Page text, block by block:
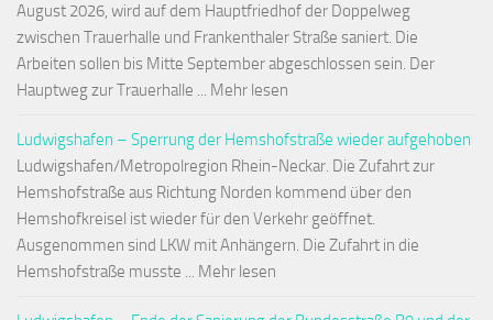
August 2026, wird auf dem Hauptfriedhof der Doppelweg
zwischen Trauerhalle und Frankenthaler Straße saniert. Die
Arbeiten sollen bis Mitte September abgeschlossen sein. Der
Hauptweg zur Trauerhalle ... Mehr lesen
Ludwigshafen – Sperrung der Hemshofstraße wieder aufgehoben
Ludwigshafen/Metropolregion Rhein-Neckar. Die Zufahrt zur
Hemshofstraße aus Richtung Norden kommend über den
Hemshofkreisel ist wieder für den Verkehr geöffnet.
Ausgenommen sind LKW mit Anhängern. Die Zufahrt in die
Hemshofstraße musste ... Mehr lesen